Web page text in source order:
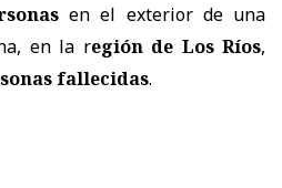
en el exterior de una
en la región de Los Ríos,
fallecidas.